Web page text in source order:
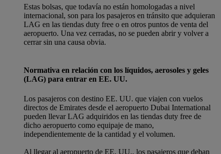
Estas bolsas, que todavía no están homologadas a nivel
internacional, son para los pasajeros en tránsito que adquieran
LAG en las tiendas duty free o en otros puntos de venta del
aeropuerto. Una vez cerradas, no se pueden abrir y volver a
cerrar sin una causa obvia.
Normativa en relación con los líquidos, aerosoles y geles
(LAG) para entrar en EE. UU.
Los pasajeros con destino EE. UU. que viajen con vuelos
directos de Emirates desde el aeropuerto Dubai International
pueden llevar LAG adquiridos en las tiendas duty free de
dicho aeropuerto como equipaje de mano,
independientemente de la cantidad y el volumen.
Al llegar al aeropuerto de EE. UU., los pasajeros que deban